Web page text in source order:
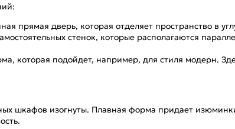
прямая дверь, которая отделяет пространство в
стенок, которые располагаются
которая подойдет, например, для стиля модерн.
шкафов изогнуты. Плавная форма придает